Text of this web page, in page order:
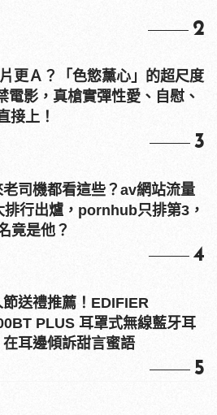
2
更Ａ？「色慾薰心」的超尺度
電影，真槍實彈性愛、自慰、
接上！
3
老司機都看這些？av網站流量
排行出爐，pornhub只排第3，
竟是他？
4
節送禮推薦！EDIFIER
PLUS 耳罩式無線藍牙耳
在耳邊傾訴甜言蜜語
5